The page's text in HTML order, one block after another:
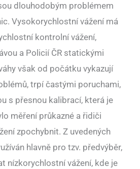
dlouhodobým problémem
Vysokorychlostní vážení má
kontrolní vážení,
a Policií ČR statickými
však od počátku vykazují
trpí častými poruchami,
s přesnou kalibrací, která je
měření průkazné a řidiči
zpochybnit. Z uvedených
hlavně pro tzv. předvýběr,
nízkorychlostní vážení, kde je